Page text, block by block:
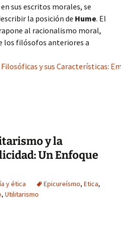
sus escritos morales, se
la posición de Hume. El
al racionalismo moral,
los filósofos anteriores a
y sus Características:
y la
Un Enfoque
y ética Epicureísmo, Etica,
, Utilitarismo